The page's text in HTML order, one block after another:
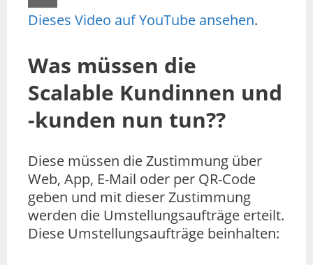
Dieses Video auf YouTube ansehen.
Was müssen die
Scalable Kundinnen und
-kunden nun tun??
Diese müssen die Zustimmung über
Web, App, E-Mail oder per QR-Code
geben und mit dieser Zustimmung
werden die Umstellungsaufträge erteilt.
Diese Umstellungsaufträge beinhalten: